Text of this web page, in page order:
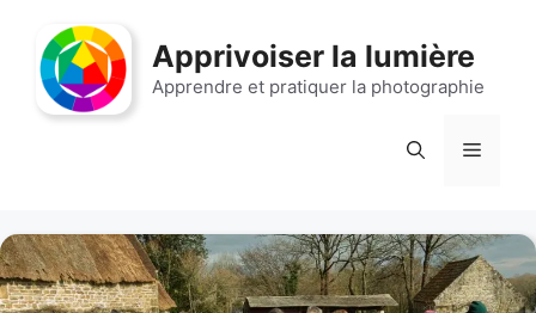
contenu
Apprivoiser la lumière
Apprendre et pratiquer la photographie
Menu